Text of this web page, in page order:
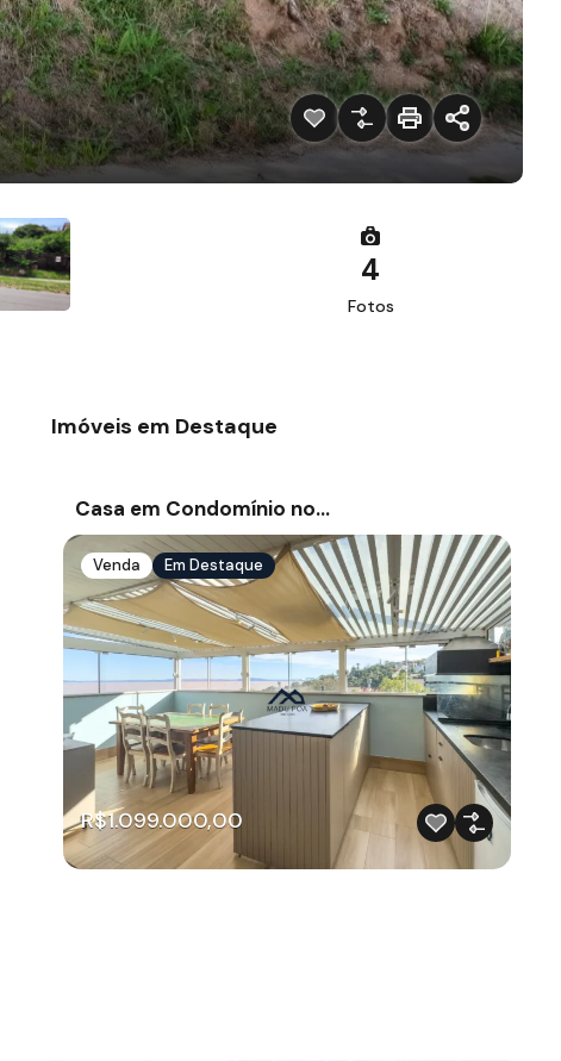
4
Fotos
Imóveis em Destaque
Casa em Condomínio no…
Venda Em Destaque
R$1.099.000,00